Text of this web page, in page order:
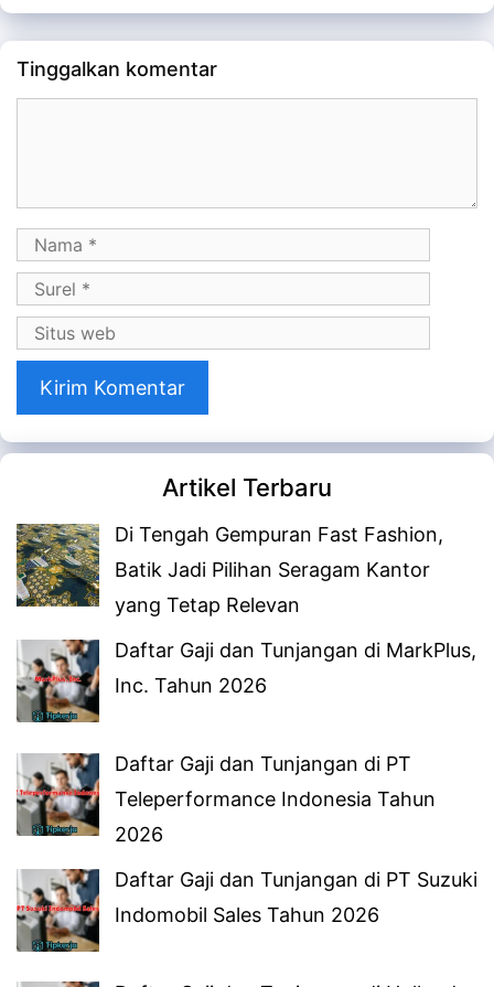
Tinggalkan komentar
Nama
Surel
Situs
web
Artikel Terbaru
Di Tengah Gempuran Fast Fashion,
Batik Jadi Pilihan Seragam Kantor
yang Tetap Relevan
Daftar Gaji dan Tunjangan di MarkPlus,
Inc. Tahun 2026
Daftar Gaji dan Tunjangan di PT
Teleperformance Indonesia Tahun
2026
Daftar Gaji dan Tunjangan di PT Suzuki
Indomobil Sales Tahun 2026